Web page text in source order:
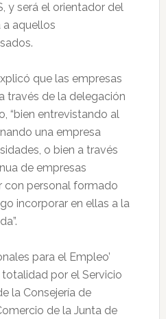
y será el orientador del
a aquellos
que las empresas
través de la delegación
“bien entrevistando al
una empresa
o bien a través
de empresas
con personal formado
incorporar en ellas a la
para el Empleo’
por el Servicio
la Consejería de
de la Junta de